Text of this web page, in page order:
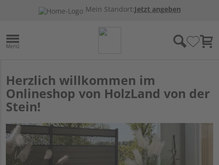
Mein Standort:Jetzt angeben
Herzlich willkommen im
Onlineshop von HolzLand von der
Stein!